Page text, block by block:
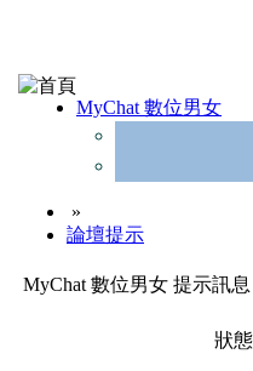
MyChat 數位男女
»
論壇提示
MyChat 數位男女 提示訊息
狀